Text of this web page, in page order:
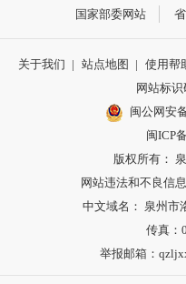
国家部委网站
关于我们 | 站点地图 | 使用帮
网站标
闽公网安
闽ICP
版权所有：
网站违法和不良信
中文域名： 泉州市
传真：
举报邮箱：